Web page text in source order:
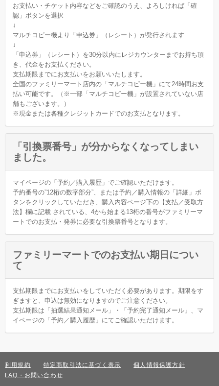
お支払い・チケット内容などをご確認のうえ、よろしければ「確
認」ボタンを選択
↓
マルチコピー機より「申込券」（レシート）が発行されます
↓
「申込券」（レシート）を30分以内にレジカウンターまでお持ち頂
き、代金をお支払ください。
支払期限までにお支払いをお願いいたします。
全国のファミリーマート店内の「マルチコピー機」にて24時間お支
払い可能です。（※一部「マルチコピー機」が設置されていない店
舗もございます。）
※現金または各種クレジットカードでのお支払となります。
「引換票番号」が分からなくなってしまい
ました。
マイページの「予約／購入履歴」でご確認いただけます。
予約番号の”12桁の数字部分”、または予約／購入情報の「詳細」ボ
タンをクリックしていただき、購入内容ページ下の【支払／受取方
法】欄に記載 されている、4から始まる13桁の番号がファミリーマ
ートでのお支払・発券に必要な引換票番号となります。
ファミリーマートでのお支払い期日につい
て
支払期限までにお支払いをしていただく必要があります。期限をす
ぎますと、申込は無効になりますのでご注意ください。
支払期限は「抽選結果通知メール」・「予約完了通知メール」、マ
イページの「予約／購入履歴」にてご確認いただけます。
利用規約 特定商取引法に基づく表示
個人情報保護方針
FAQ・お問い合わせ